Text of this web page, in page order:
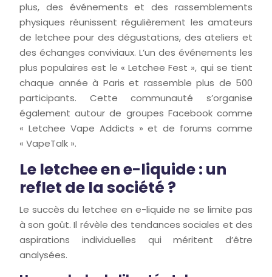
plus, des événements et des rassemblements
physiques réunissent régulièrement les amateurs
de letchee pour des dégustations, des ateliers et
des échanges conviviaux. L’un des événements les
plus populaires est le « Letchee Fest », qui se tient
chaque année à Paris et rassemble plus de 500
participants. Cette communauté s’organise
également autour de groupes Facebook comme
« Letchee Vape Addicts » et de forums comme
« VapeTalk ».
Le letchee en e-liquide : un
reflet de la société ?
Le succès du letchee en e-liquide ne se limite pas
à son goût. Il révèle des tendances sociales et des
aspirations individuelles qui méritent d’être
analysées.